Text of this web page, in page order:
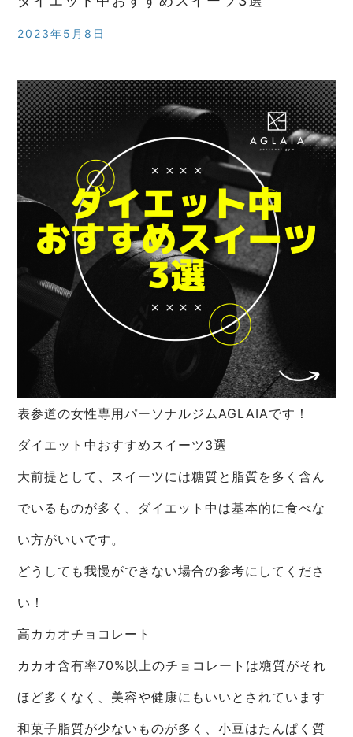
2023年5月8日
表参道の女性専用パーソナルジムAGLAIAです！
ダイエット中おすすめスイーツ3選
大前提として、スイーツには糖質と脂質を多く含ん
でいるものが多く、ダイエット中は基本的に食べな
い方がいいです。
どうしても我慢ができない場合の参考にしてくださ
い！
高カカオチョコレート
カカオ含有率70%以上のチョコレートは糖質がそれ
ほど多くなく、美容や健康にもいいとされています
和菓子脂質が少ないものが多く、小豆はたんぱく質